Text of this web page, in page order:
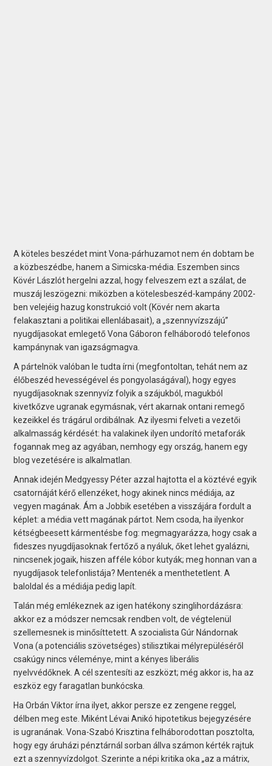
A köteles beszédet mint Vona-párhuzamot nem én dobtam be
a közbeszédbe, hanem a Simicska-média. Eszemben sincs
Kövér Lászlót hergelni azzal, hogy felveszem ezt a szálat, de
muszáj leszögezni: miközben a kötelesbeszéd-kampány 2002-
ben velejéig hazug konstrukció volt (Kövér nem akarta
felakasztani a politikai ellenlábasait), a „szennyvízszájú”
nyugdíjasokat emlegető Vona Gáboron felháborodó telefonos
kampánynak van igazságmagva.
A pártelnök valóban le tudta írni (megfontoltan, tehát nem az
élőbeszéd hevességével és pongyolaságával), hogy egyes
nyugdíjasoknak szennyvíz folyik a szájukból, magukból
kivetkőzve ugranak egymásnak, vért akarnak ontani remegő
kezeikkel és trágárul ordibálnak. Az ilyesmi felveti a vezetői
alkalmasság kérdését: ha valakinek ilyen undorító metaforák
fogannak meg az agyában, nemhogy egy ország, hanem egy
blog vezetésére is alkalmatlan.
Annak idején Medgyessy Péter azzal hajtotta el a köztévé egyik
csatornáját kérő ellenzéket, hogy akinek nincs médiája, az
vegyen magának. Ám a Jobbik esetében a visszájára fordult a
képlet: a média vett magának pártot. Nem csoda, ha ilyenkor
kétségbeesett kármentésbe fog: megmagyarázza, hogy csak a
fideszes nyugdíjasoknak fertőző a nyáluk, őket lehet gyalázni,
nincsenek jogaik, hiszen afféle kóbor kutyák; meg honnan van a
nyugdíjasok telefonlistája? Mentenék a menthetetlent. A
baloldal és a médiája pedig lapít.
Talán még emlékeznek az igen hatékony szinglihordázásra:
akkor ez a módszer nemcsak rendben volt, de végtelenül
szellemesnek is minősíttetett. A szocialista Gúr Nándornak
Vona (a potenciális szövetséges) stilisztikai mélyrepüléséről
csakúgy nincs véleménye, mint a kényes liberális
nyelvvédőknek. A cél szentesíti az eszközt; még akkor is, ha az
eszköz egy faragatlan bunkócska.
Ha Orbán Viktor írna ilyet, akkor persze ez zengene reggel,
délben meg este. Miként Lévai Anikó hipotetikus bejegyzésére
is ugranának. Vona-Szabó Krisztina felháborodottan posztolta,
hogy egy áruházi pénztárnál sorban állva számon kérték rajtuk
ezt a szennyvízdolgot. Szerinte a népi kritika oka „az a mátrix,